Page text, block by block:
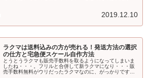
2019.12.10
ラクマは送料込みの方が売れる！発送方法の選択
の仕方と宅急便スケール自作方法
とうとうラクマも販売手数料を取るようになってしまいま
したね・・・。フリルと合併して新ラクマになり・・・販
売手数料無料がウリだったラクマなのに、がっかりです。